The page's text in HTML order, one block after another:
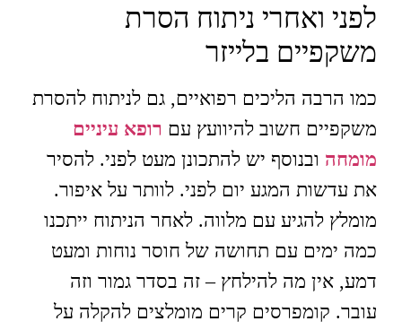
לפני ואחרי ניתוח הסרת
משקפיים בלייזר
כמו הרבה הליכים רפואיים, גם לניתוח להסרת
משקפיים חשוב להיוועץ עם רופא עיניים
מומחה ובנוסף יש להתכונן מעט לפני. להסיר
את עדשות המגע יום לפני. לוותר על איפור.
מומלץ להגיע עם מלווה. לאחר הניתוח ייתכנו
כמה ימים עם תחושה של חוסר נוחות ומעט
דמע, אין מה להילחץ – זה בסדר גמור וזה
עובר. קומפרסים קרים מומלצים להקלה על